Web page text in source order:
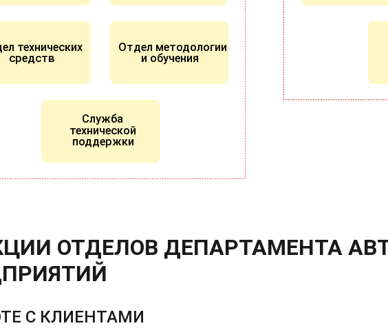
Отдел методологии
и обучения
технических
средств
Служба
технической
поддержки
ОТДЕЛОВ ДЕПАРТАМЕНТА
С КЛИЕНТАМИ